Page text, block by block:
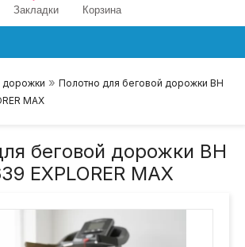
Закладки Корзина
дорожки » Полотно для беговой дорожки BH
MAX
беговой дорожки BH
EXPLORER MAX